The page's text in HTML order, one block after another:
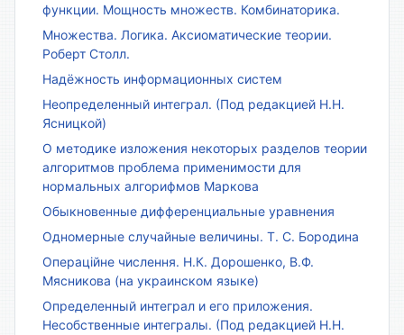
функции. Мощность множеств. Комбинаторика.
Множества. Логика. Аксиоматические теории.
Роберт Столл.
Надёжность информационных систем
Неопределенный интеграл. (Под редакцией Н.Н.
Ясницкой)
О методике изложения некоторых разделов теории
алгоритмов проблема применимости для
нормальных алгорифмов Маркова
Обыкновенные дифференциальные уравнения
Одномерные случайные величины. Т. С. Бородина
Операційне числення. Н.К. Дорошенко, В.Ф.
Мясникова (на украинском языке)
Определенный интеграл и его приложения.
Несобственные интегралы. (Под редакцией Н.Н.